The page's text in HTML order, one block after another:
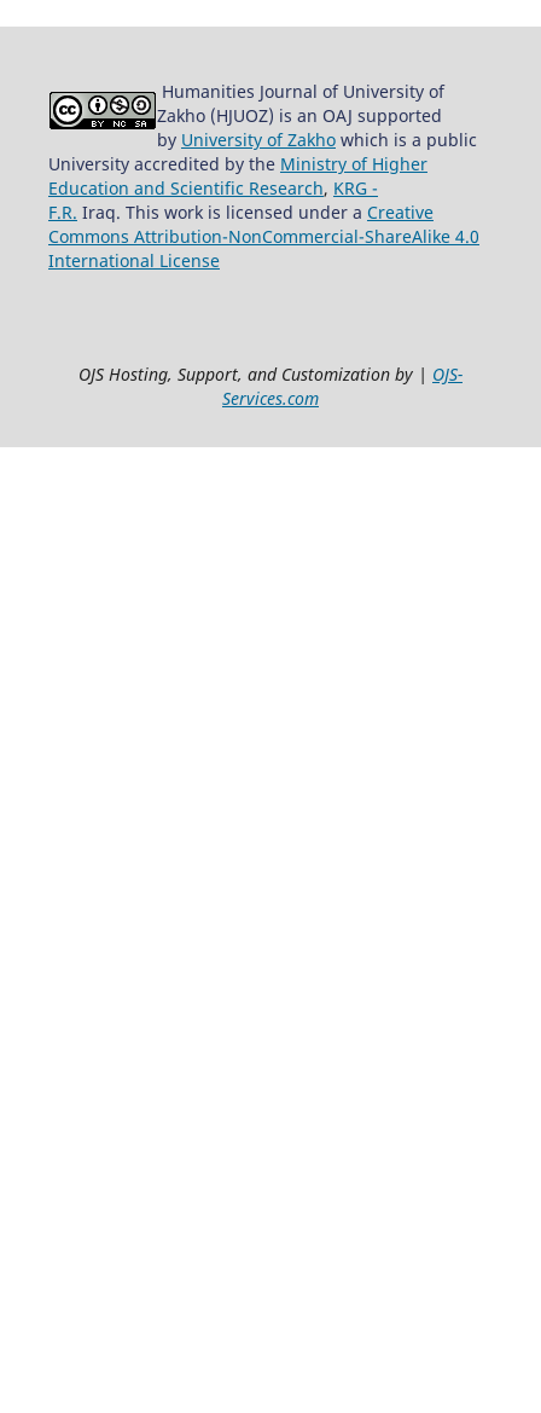
Humanities Journal of University of
Zakho (HJUOZ) is an OAJ supported
by University of Zakho which is a public
University accredited by the Ministry of Higher
Education and Scientific Research, KRG -
F.R. Iraq. This work is licensed under a Creative
Commons Attribution-NonCommercial-ShareAlike 4.0
International License
OJS Hosting, Support, and Customization by | OJS-
Services.com